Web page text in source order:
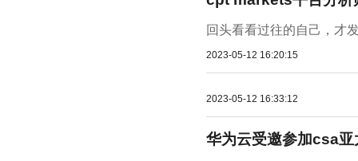
回头看看过往的自己，才
2023-05-12 16:20:15
2023-05-12 16:33:12
华为云受邀参加csa